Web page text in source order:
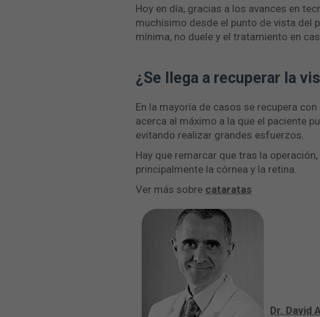
Hoy en día, gracias a los avances en
muchísimo desde el punto de vista del
mínima, no duele y el tratamiento en
¿Se llega a recuperar la
En la mayoría de casos se recupera
acerca al máximo a la que el paciente
evitando realizar grandes esfuerzos.
Hay que remarcar que tras la
principalmente la córnea y la retina.
Ver más sobre cataratas
Dr. David